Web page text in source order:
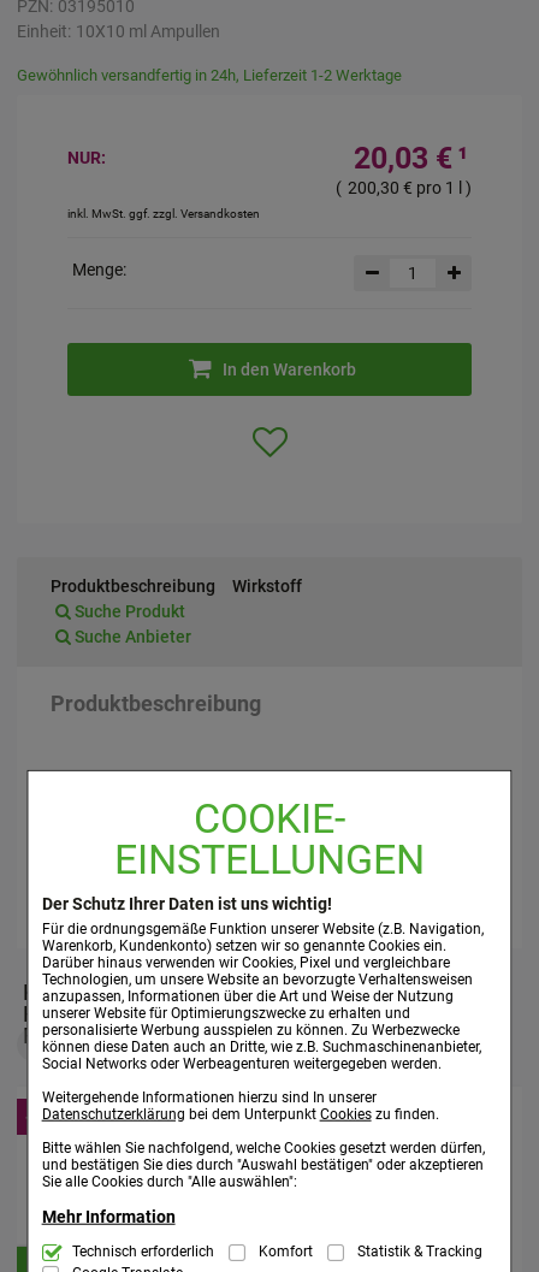
COOKIE-
EINSTELLUNGEN
Der Schutz Ihrer Daten ist uns wichtig!
Für die ordnungsgemäße Funktion unserer Website (z.B. Navigation,
Warenkorb, Kundenkonto) setzen wir so genannte Cookies ein.
Darüber hinaus verwenden wir Cookies, Pixel und vergleichbare
Technologien, um unsere Website an bevorzugte Verhaltensweisen
anzupassen, Informationen über die Art und Weise der Nutzung
unserer Website für Optimierungszwecke zu erhalten und
personalisierte Werbung ausspielen zu können. Zu Werbezwecke
können diese Daten auch an Dritte, wie z.B. Suchmaschinenanbieter,
Social Networks oder Werbeagenturen weitergegeben werden.
Weitergehende Informationen hierzu sind In unserer
Datenschutzerklärung bei dem Unterpunkt Cookieszu finden.
Bitte wählen Sie nachfolgend, welche Cookies gesetzt werden dürfen,
und bestätigen Sie dies durch "Auswahl bestätigen" oder akzeptieren
Sie alle Cookies durch "Alle auswählen":
Mehr Information
Technisch Notwendig:Hierbei handelt es sich um Cookies, die für
Technisch erforderlich Komfort
Statistik & Tracking
PZN: 03195010
Einheit: 10X10 ml Ampullen
Gewöhnlich versandfertig in 24h, Lieferzeit 1-2 Werktage
NUR: 20,03 € ¹
inkl. MwSt. ggf. zzgl. Versandkosten
( 200,30 € pro 1 l )
Menge:
In den Warenkorb
Produktbeschreibung
Wirkstoff
Suche Produkt
Suche Anbieter
Produktbeschreibung
Natriumcitrat-2-Wasser
Wirkstoff
Bluttransfusionen, Hilfsstoffe
KUNDEN, DIE DIESES PRODUKT GEKAUFT
HABEN, HABEN SICH EBENFALLS FÜR
FOLGENDE ARTIKEL ENTSCHIEDEN
Onlinepreis
-43%